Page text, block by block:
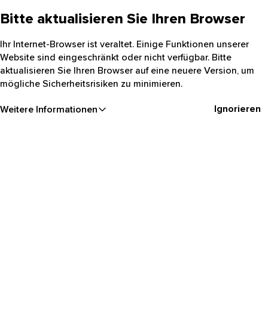
Bitte aktualisieren Sie Ihren Browser
Ihr Internet-Browser ist veraltet. Einige Funktionen unserer
Website sind eingeschränkt oder nicht verfügbar. Bitte
aktualisieren Sie Ihren Browser auf eine neuere Version, um
mögliche Sicherheitsrisiken zu minimieren.
Weitere Informationen Ignorieren